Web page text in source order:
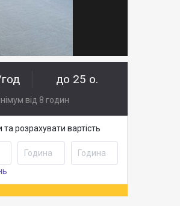
до 25 о.
від 8 годин
розрахувати вартість